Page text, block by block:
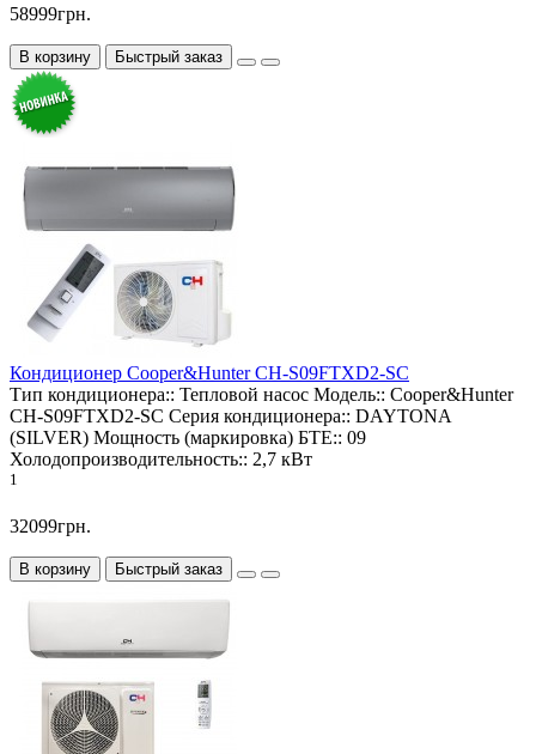
58999грн.
В корзину Быстрый заказ
Кондиционер Cooper&Hunter CH-S09FTXD2-SC
Тип кондиционера:: Тепловой насос Модель:: Cooper&Hunter
CH-S09FTXD2-SC Серия кондиционера:: DAYTONA
(SILVER) Мощность (маркировка) БТЕ:: 09
Холодопроизводительность:: 2,7 кВт
1
32099грн.
В корзину Быстрый заказ